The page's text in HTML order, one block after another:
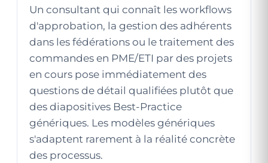
Un consultant qui connaît les workflows
d'approbation, la gestion des adhérents
dans les fédérations ou le traitement des
commandes en PME/ETI par des projets
en cours pose immédiatement des
questions de détail qualifiées plutôt que
des diapositives Best-Practice
génériques. Les modèles génériques
s'adaptent rarement à la réalité concrète
des processus.